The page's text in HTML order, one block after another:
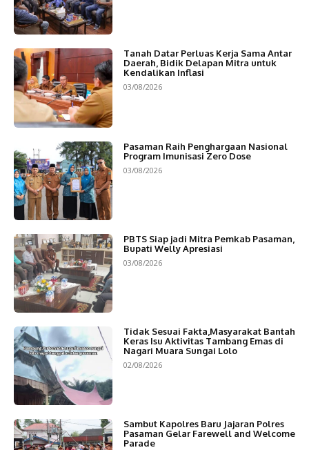
Tanah Datar Perluas Kerja Sama Antar
Daerah, Bidik Delapan Mitra untuk
Kendalikan Inflasi
03/08/2026
Pasaman Raih Penghargaan Nasional
Program Imunisasi Zero Dose
03/08/2026
PBTS Siap jadi Mitra Pemkab Pasaman,
Bupati Welly Apresiasi
03/08/2026
Tidak Sesuai Fakta,Masyarakat Bantah
Keras Isu Aktivitas Tambang Emas di
Nagari Muara Sungai Lolo
02/08/2026
Sambut Kapolres Baru Jajaran Polres
Pasaman Gelar Farewell and Welcome
Parade